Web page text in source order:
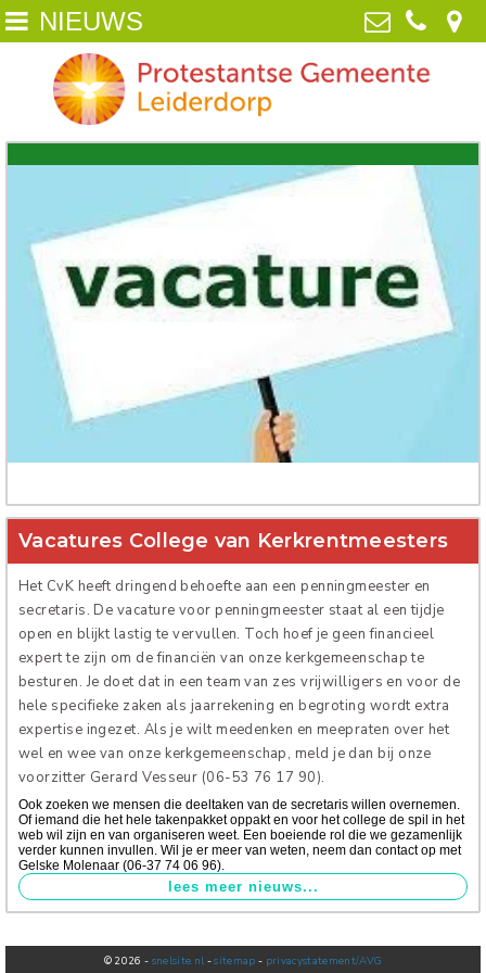
Home
Wie zijn wij
NIEUWS
Kerkdiensten
Diaconie
Jeugd
Activiteiten
ANBI /Veilige Gemeente
Verhuur
Protestantse Gemeente Leiderdorp
van Poelgeestlaan 2, 2352 TD
Leiderdorp
071-5890259
info@pgleiderdorp.nl
NIEUWS
Vacatures College van Kerkrentmeesters
Het CvK heeft dringend behoefte aan een penningmeester en
secretaris. De vacature voor penningmeester staat al een tijdje
open en blijkt lastig te vervullen. Toch hoef je geen financieel
expert te zijn om de financiën van onze kerkgemeenschap te
besturen. Je doet dat in een team van zes vrijwilligers en voor de
hele specifieke zaken als jaarrekening en begroting wordt extra
expertise ingezet. Als je wilt meedenken en meepraten over het
wel en wee van onze kerkgemeenschap, meld je dan bij onze
voorzitter Gerard Vesseur (06-53 76 17 90).
Ook zoeken we mensen die deeltaken van de secretaris willen overnemen.
Of iemand die het hele takenpakket oppakt en voor het college de spil in het
web wil zijn en van organiseren weet. Een boeiende rol die we gezamenlijk
verder kunnen invullen. Wil je er meer van weten, neem dan contact op met
Gelske Molenaar (06-37 74 06 96).
© 2026 - snelsite.nl -sitemap - privacystatement/AVG